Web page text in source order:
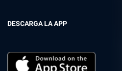
DESCARGA LA APP